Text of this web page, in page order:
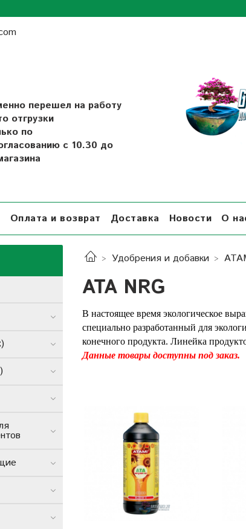
перешел на работу
отгрузки
по
с 10.30 до
Оплата и возврат Доставка Новости О
Удобрения и добавки
ATA NRG
В настоящее время экологическое
специально разработанный для
конечного продукта. Линейка
Данные товары доступны под заказ.